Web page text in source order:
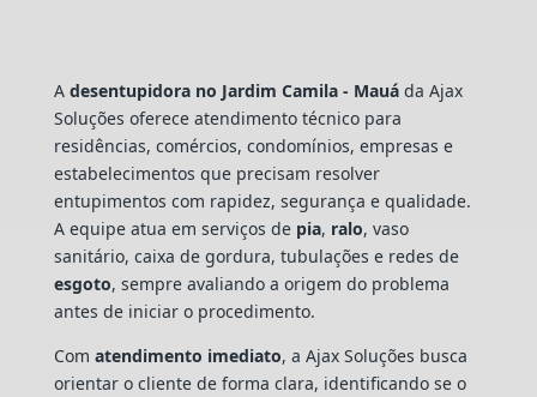
A desentupidora no Jardim Camila - Mauáda Ajax
Soluções oferece atendimento técnico para
residências, comércios, condomínios, empresas e
estabelecimentos que precisam resolver
entupimentos com rapidez, segurança e qualidade.
A equipe atua em serviços de pia, ralo, vaso
sanitário, caixa de gordura, tubulações e redes de
esgoto, sempre avaliando a origem do problema
antes de iniciar o procedimento.
Com atendimento imediato, a Ajax Soluções busca
orientar o cliente de forma clara, identificando se o